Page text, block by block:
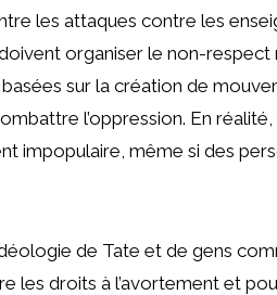
les attaques contre les
doivent organiser le non-
sur la création de
l’oppression. En
impopulaire, même si des
de Tate et de gens
les droits à l’avortement et